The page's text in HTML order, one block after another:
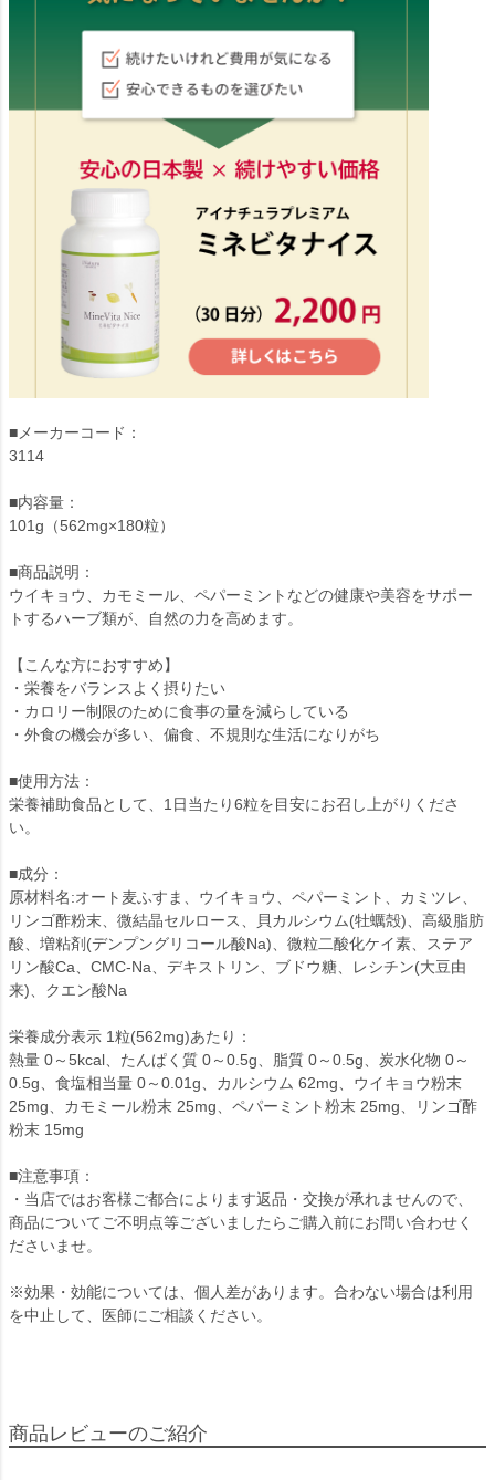
■メーカーコード：
3114
■内容量：
101g（562mg×180粒）
■商品説明：
ウイキョウ、カモミール、ペパーミントなどの健康や美容をサポー
トするハーブ類が、自然の力を高めます。
【こんな方におすすめ】
・栄養をバランスよく摂りたい
・カロリー制限のために食事の量を減らしている
・外食の機会が多い、偏食、不規則な生活になりがち
■使用方法：
栄養補助食品として、1日当たり6粒を目安にお召し上がりくださ
い。
■成分：
原材料名:オート麦ふすま、ウイキョウ、ペパーミント、カミツレ、
リンゴ酢粉末、微結晶セルロース、貝カルシウム(牡蠣殻)、高級脂肪
酸、増粘剤(デンプングリコール酸Na)、微粒二酸化ケイ素、ステア
リン酸Ca、CMC-Na、デキストリン、ブドウ糖、レシチン(大豆由
来)、クエン酸Na
栄養成分表示 1粒(562mg)あたり：
熱量 0～5kcal、たんぱく質 0～0.5g、脂質 0～0.5g、炭水化物 0～
0.5g、食塩相当量 0～0.01g、カルシウム 62mg、ウイキョウ粉末
25mg、カモミール粉末 25mg、ペパーミント粉末 25mg、リンゴ酢
粉末 15mg
■注意事項：
・当店ではお客様ご都合によります返品・交換が承れませんので、
商品についてご不明点等ございましたらご購入前にお問い合わせく
ださいませ。
※効果・効能については、個人差があります。合わない場合は利用
を中止して、医師にご相談ください。
商品レビューのご紹介